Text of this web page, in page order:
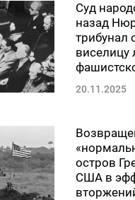
Суд
назад
трибунал
виселицу
20.11.2025
остров
США в